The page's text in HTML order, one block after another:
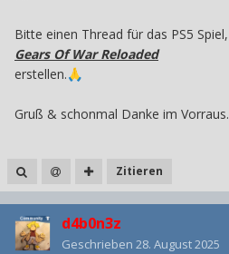
Bitte einen Thread für das PS5 Spiel,
Gears Of War Reloaded
erstellen.🙏
Gruß & schonmal Danke im Vorraus.
Zitieren
d4b0n3z
Geschrieben 28. August 2025